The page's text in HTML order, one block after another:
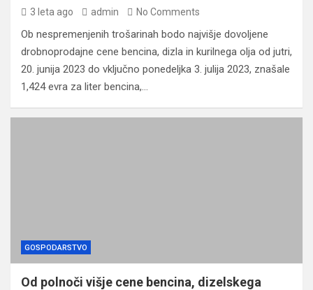
3 leta ago admin No Comments
Ob nespremenjenih trošarinah bodo najvišje dovoljene
drobnoprodajne cene bencina, dizla in kurilnega olja od jutri,
20. junija 2023 do vključno ponedeljka 3. julija 2023, znašale
1,424 evra za liter bencina,…
GOSPODARSTVO
Od polnoči višje cene bencina, dizelskega